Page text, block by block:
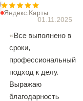
Яндекс.Карты
01.11.2025
Все выполнено в
сроки,
профессиональный
подход к делу.
Выражаю
благодарность